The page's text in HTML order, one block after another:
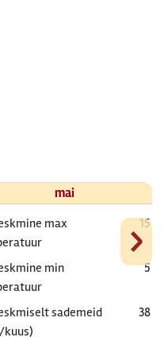
›
mai
max
15
min
5
sademeid
38